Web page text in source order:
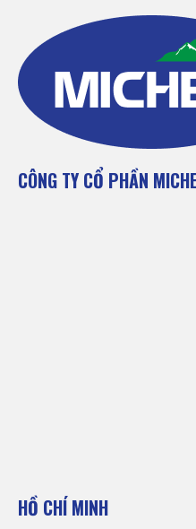
CÔNG TY CỔ PHẦN
HỒ CHÍ MINH